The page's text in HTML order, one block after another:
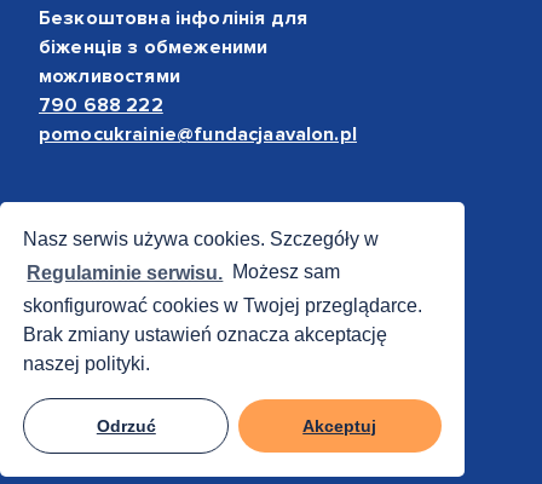
Nasz serwis używa cookies. Szczegóły w
Regulaminie serwisu. Możesz sam
skonfigurować cookies w Twojej przeglądarce.
Brak zmiany ustawień oznacza akceptację
naszej polityki.
Odrzuć Akceptuj
Безкоштовна інфолінія для
біженців з обмеженими
можливостями
790 688 222
pomocukrainie@fundacjaavalon.pl
Bezpieczne płatności
© 2012 - 2026 Fundacja Avalon